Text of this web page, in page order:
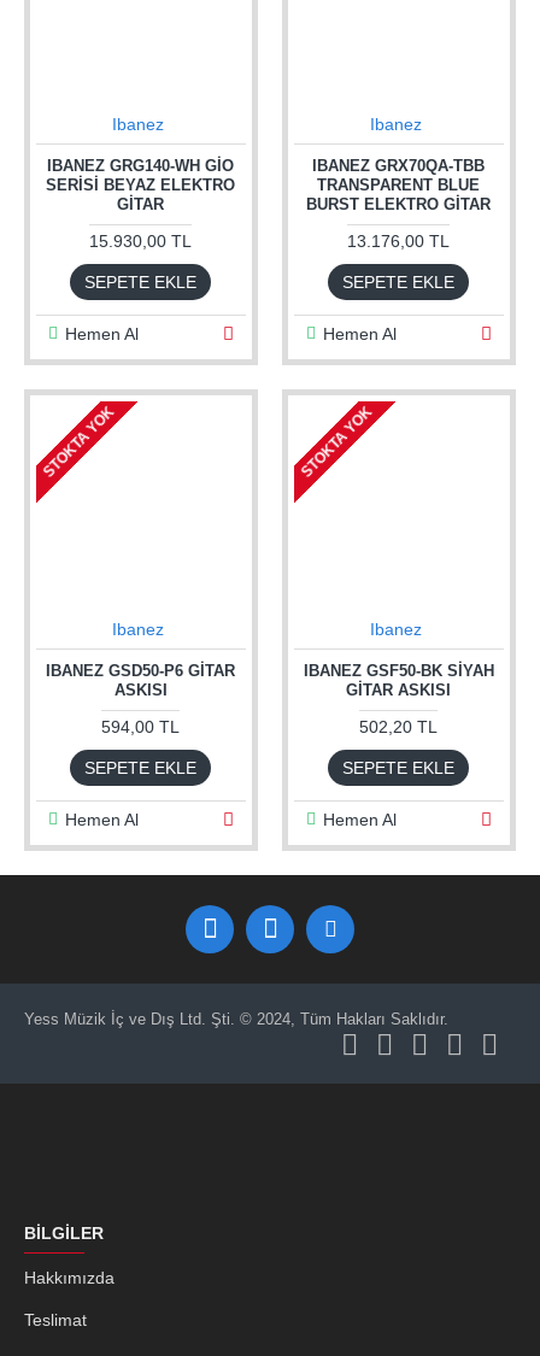
Ibanez
IBANEZ GRG140-WH GIO
SERISI BEYAZ ELEKTRO
GITAR
15.930,00 TL
SEPETE EKLE
Hemen Al
Ibanez
IBANEZ GRX70QA-TBB
TRANSPARENT BLUE
BURST ELEKTRO GITAR
13.176,00 TL
SEPETE EKLE
Hemen Al
STOKTA YOK
Ibanez
IBANEZ GSD50-P6 GITAR
ASKISI
594,00 TL
SEPETE EKLE
Hemen Al
STOKTA YOK
Ibanez
IBANEZ GSF50-BK SIYAH
GITAR ASKISI
502,20 TL
SEPETE EKLE
Hemen Al
Yess Müzik İç ve Dış Ltd. Şti. © 2024, Tüm Hakları Saklıdır.
BILGILER
Hakkımızda
Teslimat